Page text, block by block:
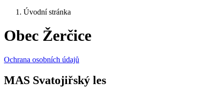
Úvodní stránka
Obec Žerčice
Ochrana osobních údajů
MAS Svatojiřský les